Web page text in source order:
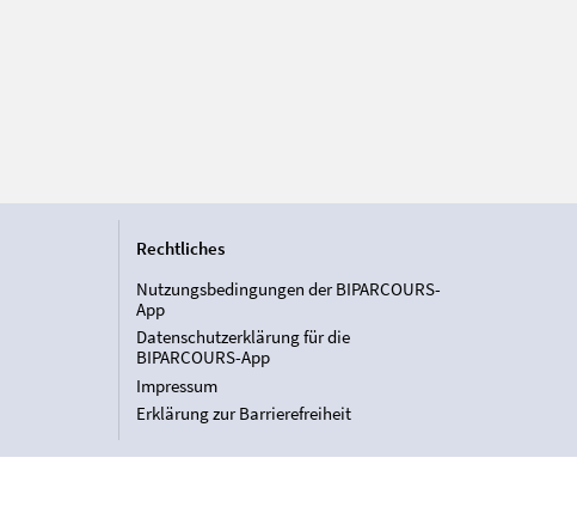
Rechtliches
Nutzungsbedingungen der BIPARCOURS-
App
Datenschutzerklärung für die
BIPARCOURS-App
Impressum
Erklärung zur Barrierefreiheit